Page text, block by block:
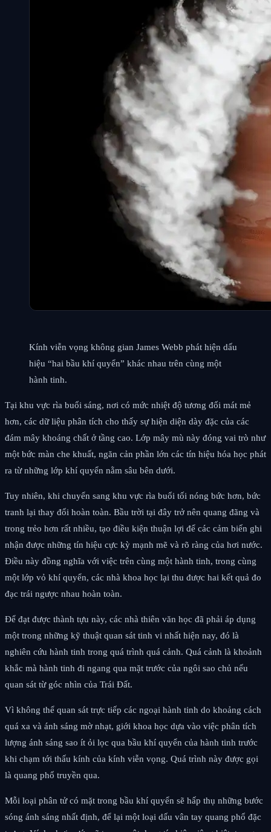
Kính viễn vọng không gian James Webb phát hiện dấu
hiệu “hai bầu khí quyển” khác nhau trên cùng một
hành tinh.
Tại khu vực rìa buổi sáng, nơi có mức nhiệt độ tương đối mát mẻ
hơn, các dữ liệu phân tích cho thấy sự hiện diện dày đặc của các
đám mây khoáng chất ở tầng cao. Lớp mây mù này đóng vai trò như
một bức màn che khuất, ngăn cản phần lớn các tín hiệu hóa học phát
ra từ những lớp khí quyển nằm sâu bên dưới.
Tuy nhiên, khi chuyển sang khu vực rìa buổi tối nóng bức hơn, bức
tranh lại thay đổi hoàn toàn. Bầu trời tại đây trở nên quang đãng và
trong trẻo hơn rất nhiều, tạo điều kiện thuận lợi để các cảm biến ghi
nhận được những tín hiệu cực kỳ mạnh mẽ và rõ ràng của hơi nước.
Điều này đồng nghĩa với việc trên cùng một hành tinh, trong cùng
một lớp vỏ khí quyển, các nhà khoa học lại thu được hai kết quả đo
đạc trái ngược nhau hoàn toàn.
Để đạt được thành tựu này, các nhà thiên văn học đã phải áp dụng
một trong những kỹ thuật quan sát tinh vi nhất hiện nay, đó là
nghiên cứu hành tinh trong quá trình quá cảnh. Quá cảnh là khoảnh
khắc mà hành tinh đi ngang qua mặt trước của ngôi sao chủ nếu
quan sát từ góc nhìn của Trái Đất.
Vì không thể quan sát trực tiếp các ngoại hành tinh do khoảng cách
quá xa và ánh sáng mờ nhạt, giới khoa học dựa vào việc phân tích
lượng ánh sáng sao ít ỏi lọc qua bầu khí quyển của hành tinh trước
khi chạm tới thấu kính của kính viễn vọng. Quá trình này được gọi
là quang phổ truyền qua.
Mỗi loại phân tử có mặt trong bầu khí quyển sẽ hấp thụ những bước
sóng ánh sáng nhất định, để lại một loại dấu vân tay quang phổ đặc